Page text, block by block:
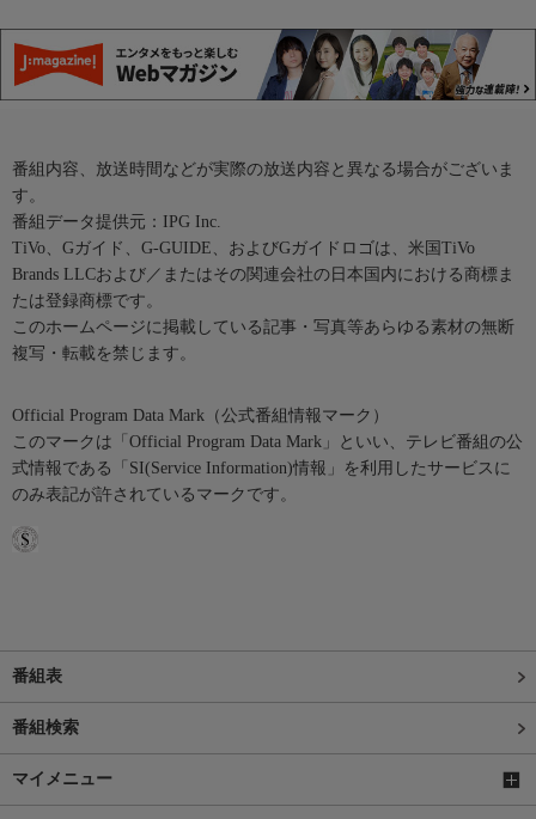
番組内容、放送時間などが実際の放送内容と異なる場合がございま
す。
番組データ提供元：IPG Inc.
TiVo、Gガイド、G-GUIDE、およびGガイドロゴは、米国TiVo
Brands LLCおよび／またはその関連会社の日本国内における商標ま
たは登録商標です。
このホームページに掲載している記事・写真等あらゆる素材の無断
複写・転載を禁じます。
Official Program Data Mark（公式番組情報マーク）
このマークは「Official Program Data Mark」といい、テレビ番組の公
式情報である「SI(Service Information)情報」を利用したサービスに
のみ表記が許されているマークです。
番組表
番組検索
マイメニュー